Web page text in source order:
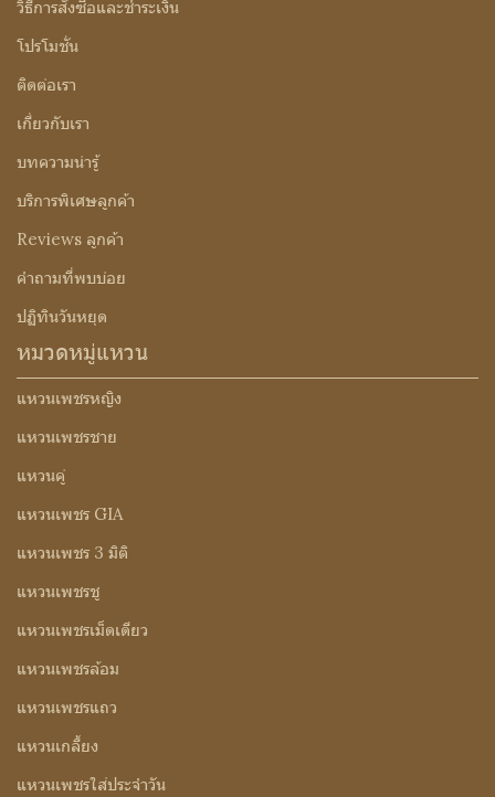
วิธีการสั่งซื้อและชำระเงิน
โปรโมชั่น
ติดต่อเรา
เกี่ยวกับเรา
บทความน่ารู้
บริการพิเศษลูกค้า
Reviews ลูกค้า
คำถามที่พบบ่อย
ปฏิทินวันหยุด
หมวดหมู่แหวน
แหวนเพชรหญิง
แหวนเพชรชาย
แหวนคู่
แหวนเพชร GIA
แหวนเพชร 3 มิติ
แหวนเพชรชู
แหวนเพชรเม็ดเดียว
แหวนเพชรล้อม
แหวนเพชรแถว
แหวนเกลี้ยง
แหวนเพชรใส่ประจำวัน